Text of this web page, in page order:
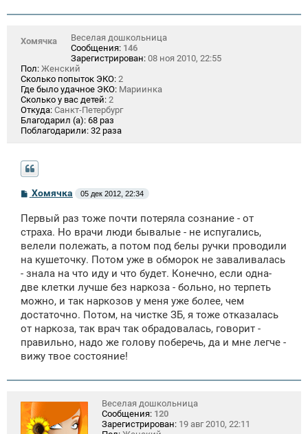
Хомячка
Веселая дошкольница
Сообщения: 146
Зарегистрирован: 08 ноя 2010, 22:55
Пол: Женский
Сколько попыток ЭКО: 2
Где было удачное ЭКО: Мариинка
Сколько у вас детей: 2
Откуда: Санкт-Петербург
Благодарил (а): 68 раз
Поблагодарили: 32 раза
С
о
б
щ
е
н
и
Хомячка 05 дек 2012, 22:34
Первый раз тоже почти потеряла сознание - от
страха. Но врачи люди бывалые - не испугались,
велели полежать, а потом под белы ручки проводили
на кушеточку. Потом уже в обморок не заваливалась
- знала на что иду и что будет. Конечно, если одна-
две клетки лучше без наркоза - больно, но терпеть
можно, и так наркозов у меня уже более, чем
достаточно. Потом, на чистке ЗБ, я тоже отказалась
от наркоза, так врач так обрадовалась, говорит -
правильно, надо же голову поберечь, да и мне легче -
вижу твое состояние!
Веселая дошкольница
Сообщения: 120
Зарегистрирован: 19 авг 2010, 22:11